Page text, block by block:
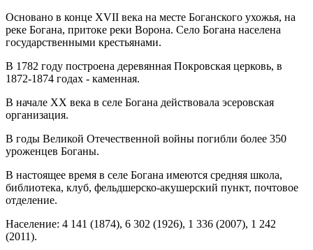
Основано в конце XVII века на месте Боганского ухожья, на
реке Богана, притоке реки Ворона. Село Богана населена
государственными крестьянами.
В 1782 году построена деревянная Покровская церковь, в
1872-1874 годах - каменная.
В начале XX века в селе Богана действовала эсеровская
организация.
В годы Великой Отечественной войны погибли более 350
уроженцев Боганы.
В настоящее время в селе Богана имеются средняя школа,
библиотека, клуб, фельдшерско-акушерский пункт, почтовое
отделение.
Население: 4 141 (1874), 6 302 (1926), 1 336 (2007), 1 242
(2011).